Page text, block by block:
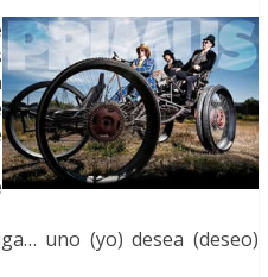
uno (yo) desea (deseo)